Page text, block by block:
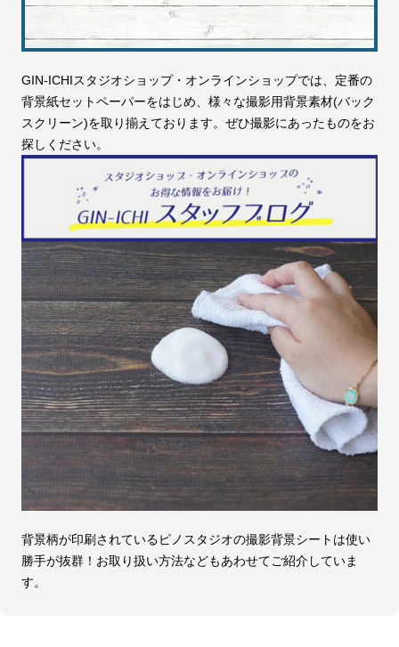
GIN-ICHIスタジオショップ・オンラインショップでは、定番の
背景紙セットペーパーをはじめ、様々な撮影用背景素材(バック
スクリーン)を取り揃えております。ぜひ撮影にあったものをお
探しください。
背景柄が印刷されているピノスタジオの撮影背景シートは使い
勝手が抜群！お取り扱い方法などもあわせてご紹介していま
す。